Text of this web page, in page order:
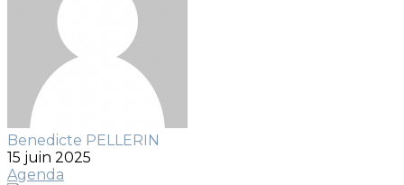
Benedicte PELLERIN
15 juin 2025
Agenda